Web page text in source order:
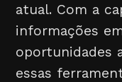
atual. Com a
informações
oportunidades
essas